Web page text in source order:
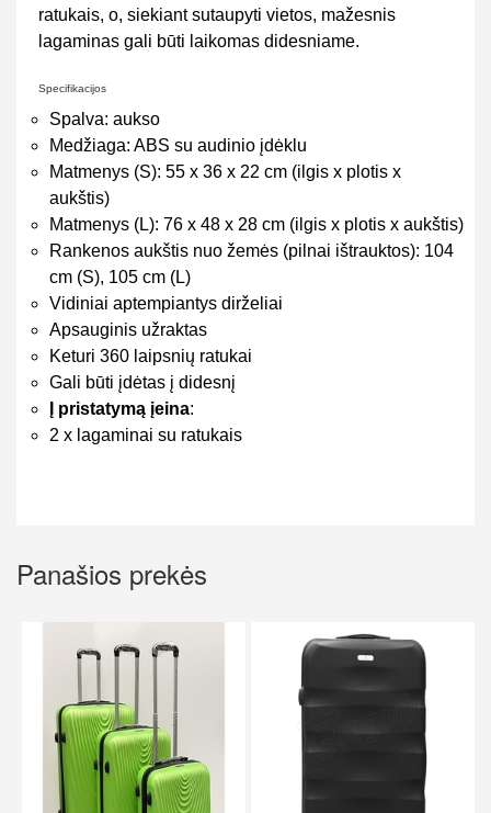
ratukais, o, siekiant sutaupyti vietos, mažesnis
lagaminas gali būti laikomas didesniame.
Specifikacijos
Spalva: aukso
Medžiaga: ABS su audinio įdėklu
Matmenys (S): 55 x 36 x 22 cm (ilgis x plotis x
aukštis)
Matmenys (L): 76 x 48 x 28 cm (ilgis x plotis x aukštis)
Rankenos aukštis nuo žemės (pilnai ištrauktos): 104
cm (S), 105 cm (L)
Vidiniai aptempiantys dirželiai
Apsauginis užraktas
Keturi 360 laipsnių ratukai
Gali būti įdėtas į didesnį
Į pristatymą įeina:
2 x lagaminai su ratukais
Panašios prekės